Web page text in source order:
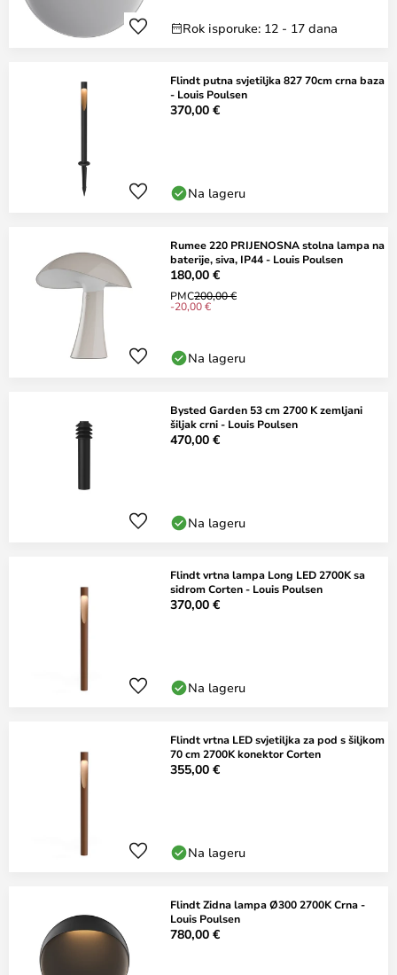
Rok isporuke: 12 - 17 dana
Flindt putna svjetiljka 827 70cm crna baza
- Louis Poulsen
370,00 €
Na lageru
Rumee 220 PRIJENOSNA stolna lampa na
baterije, siva, IP44 - Louis Poulsen
180,00 €
PMC200,00 €
-20,00 €
Na lageru
Bysted Garden 53 cm 2700 K zemljani
šiljak crni - Louis Poulsen
470,00 €
Na lageru
Flindt vrtna lampa Long LED 2700K sa
sidrom Corten - Louis Poulsen
370,00 €
Na lageru
Flindt vrtna LED svjetiljka za pod s šiljkom
70 cm 2700K konektor Corten
355,00 €
Na lageru
Flindt Zidna lampa Ø300 2700K Crna -
Louis Poulsen
780,00 €